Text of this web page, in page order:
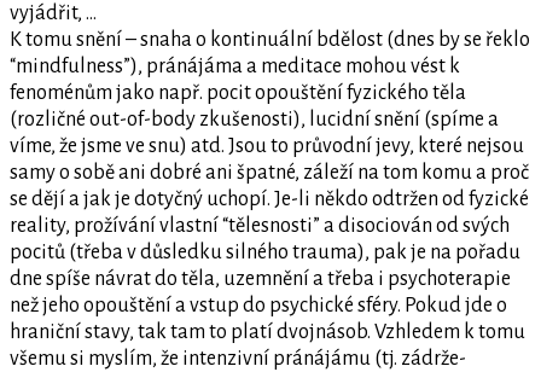
vyjádřit, …
K tomu snění – snaha o kontinuální bdělost (dnes by se řeklo
“mindfulness”), pránájáma a meditace mohou vést k
fenoménům jako např. pocit opouštění fyzického těla
(rozličné out-of-body zkušenosti), lucidní snění (spíme a
víme, že jsme ve snu) atd. Jsou to průvodní jevy, které nejsou
samy o sobě ani dobré ani špatné, záleží na tom komu a proč
se dějí a jak je dotyčný uchopí. Je-li někdo odtržen od fyzické
reality, prožívání vlastní “tělesnosti” a disociován od svých
pocitů (třeba v důsledku silného trauma), pak je na pořadu
dne spíše návrat do těla, uzemnění a třeba i psychoterapie
než jeho opouštění a vstup do psychické sféry. Pokud jde o
hraniční stavy, tak tam to platí dvojnásob. Vzhledem k tomu
všemu si myslím, že intenzivní pránájámu (tj. zádrže-